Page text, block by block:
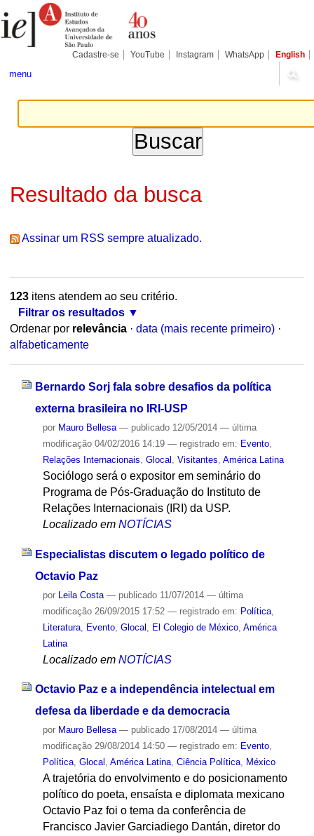
para
conteúdo.
Pessoais
Cadastre-se YouTube Instagram WhatsApp English
menu
Resultado da busca
Assinar um RSS sempre atualizado.
123itens atendem ao seu critério.
Filtrar os resultados
Ordenar por relevância · data (mais recente primeiro) ·
alfabeticamente
Bernardo Sorj fala sobre desafios da política
externa brasileira no IRI-USP
por Mauro Bellesa — publicado12/05/2014 — última
modificação04/02/2016 14:19 — registrado em: Evento,
Relações Internacionais Glocal Visitantes América Latina
Sociólogo será o expositor em seminário do
Programa de Pós-Graduação do Instituto de
Relações Internacionais (IRI) da USP.
Localizado em NOTÍCIAS
Especialistas discutem o legado político de
Octavio Paz
por Leila Costa — publicado11/07/2014 — última
modificação26/09/2015 17:52 — registrado em: Política,
Literatura, Evento, Glocal El Colegio de México, América
Latina
Localizado em NOTÍCIAS
Octavio Paz e a independência intelectual em
defesa da liberdade e da democracia
por Mauro Bellesa — publicado17/08/2014 — última
modificação29/08/2014 14:50 — registrado em: Evento,
Política, Glocal , América Latina, Ciência Política, México
A trajetória do envolvimento e do posicionamento
político do poeta, ensaísta e diplomata mexicano
Octavio Paz foi o tema da conferência de
Francisco Javier Garciadiego Dantán, diretor do